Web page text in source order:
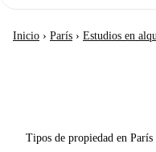
Inicio › París › Estudios en
Tipos de propiedad en París